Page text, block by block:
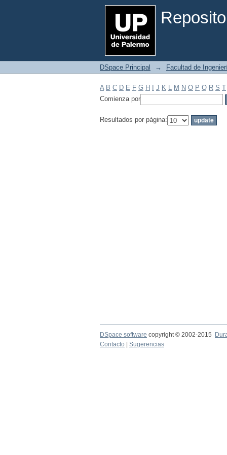
Filtrar por: Materia
DSpace Principal → Facultad de
A B C D E F G H J K L M N O P Q R S T
Comienza por
Resultados por página:
DSpace software copyright © 2002-2015
Contacto
Sugerencias